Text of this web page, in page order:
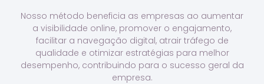
Nosso método beneficia as empresas ao aumentar
a visibilidade online, promover o engajamento,
facilitar a navegação digital, atrair tráfego de
qualidade e otimizar estratégias para melhor
desempenho, contribuindo para o sucesso geral da
empresa.